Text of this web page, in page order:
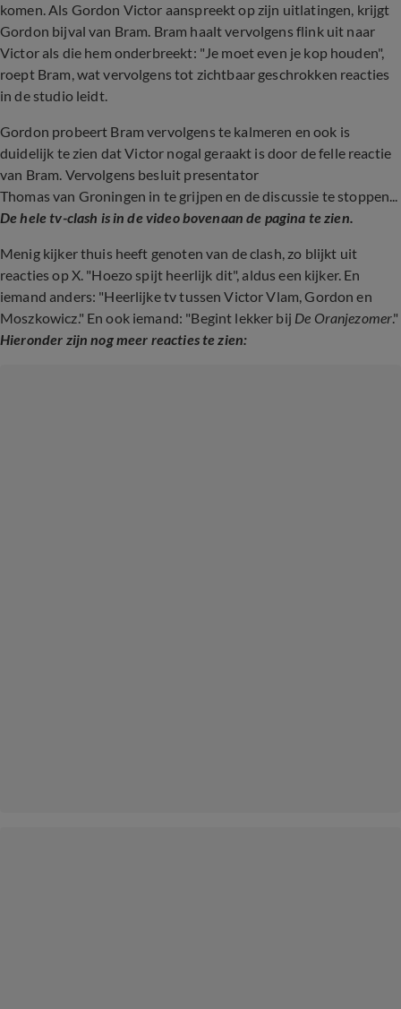
komen. Als Gordon Victor aanspreekt op zijn uitlatingen, krijgt
Gordon bijval van Bram. Bram haalt vervolgens flink uit naar
Victor als die hem onderbreekt: "Je moet even je kop houden",
roept Bram, wat vervolgens tot zichtbaar geschrokken reacties
in de studio leidt.
Gordon probeert Bram vervolgens te kalmeren en ook is
duidelijk te zien dat Victor nogal geraakt is door de felle reactie
van Bram. Vervolgens besluit presentator
Thomas van Groningen in te grijpen en de discussie te stoppen...
De hele tv-clash is in de video bovenaan de pagina te zien.
Menig kijker thuis heeft genoten van de clash, zo blijkt uit
reacties op X. "Hoezo spijt heerlijk dit", aldus een kijker. En
iemand anders: "Heerlijke tv tussen Victor Vlam, Gordon en
Moszkowicz." En ook iemand: "Begint lekker bij De Oranjezomer."
Hieronder zijn nog meer reacties te zien: